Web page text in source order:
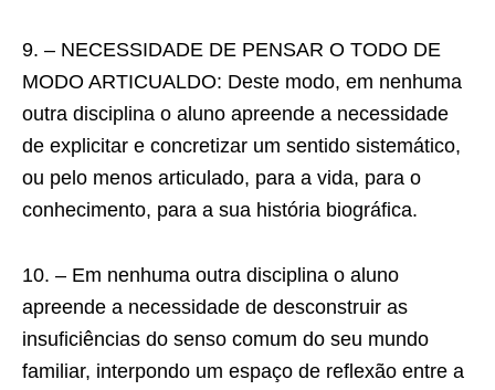
9. – NECESSIDADE DE PENSAR O TODO DE
MODO ARTICUALDO: Deste modo, em nenhuma
outra disciplina o aluno apreende a necessidade
de explicitar e concretizar um sentido sistemático,
ou pelo menos articulado, para a vida, para o
conhecimento, para a sua história biográfica.
10. – Em nenhuma outra disciplina o aluno
apreende a necessidade de desconstruir as
insuficiências do senso comum do seu mundo
familiar, interpondo um espaço de reflexão entre a